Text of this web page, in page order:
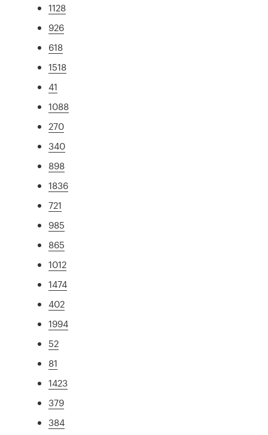
1128
926
618
1518
41
1088
270
340
898
1836
721
985
865
1012
1474
402
1994
52
81
1423
379
384